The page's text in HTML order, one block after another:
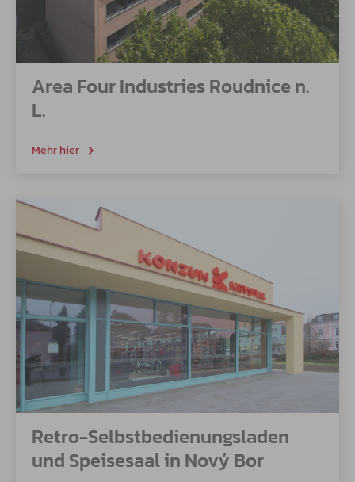
Area Four Industries Roudnice n.
L.
Mehr hier
Retro-Selbstbedienungsladen
und Speisesaal in Nový Bor